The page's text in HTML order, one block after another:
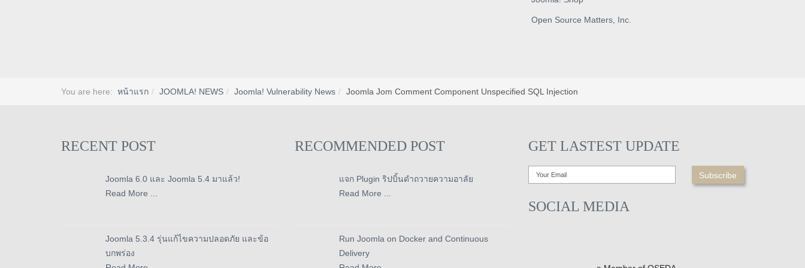
Open Source Matters, Inc.
You are here: หน้าแรก JOOMLA! NEWS Joomla! Vulnerability News Joomla Jom Comment Component Unspecified SQL Injection
RECENT POST
Joomla 6.0 และ Joomla 5.4 มาแล้ว!
Read More ...
Joomla 5.3.4 รุ่นแก้ไขความปลอดภัย และข้อ
บกพร่อง
RECOMMENDED POST
แจก Plugin ริปบิ้นดำถวายความอาลัย
Read More ...
Run Joomla on Docker and Continuous
Delivery
GET LASTEST UPDATE
SOCIAL MEDIA